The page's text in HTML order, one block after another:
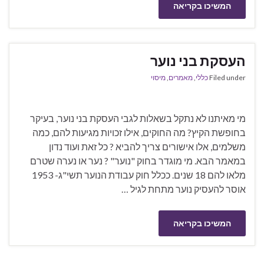
המשיכו בקריאה
העסקת בני נוער
Filed underכללי,מאמרים,מיסוי
מי מאיתנו לא נתקל בשאלות לגבי העסקת בני נוער, בעיקר
בחופשת הקיץ? מה החוקים, אילו זכויות מגיעות להם, כמה
משלמים, אלו אישורים צריך להביא ? כל זאת ועוד נדון
במאמר הבא. מי מוגדר בחוק "נוער" ? נער או נערה שטרם
מלאו להם 18 שנים. ככלל חוק עבודת הנוער תשי"ג- 1953
אוסר להעסיק נוער מתחת לגיל …
המשיכו בקריאה